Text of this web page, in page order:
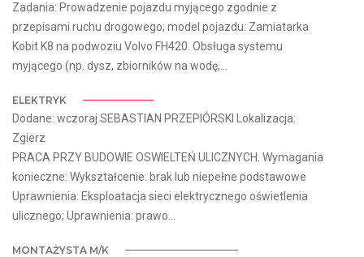
Zadania: Prowadzenie pojazdu myjącego zgodnie z
przepisami ruchu drogowego; model pojazdu: Zamiatarka
Kobit K8 na podwoziu Volvo FH420. Obsługa systemu
myjącego (np. dysz, zbiorników na wodę,...
ELEKTRYK
Dodane: wczoraj SEBASTIAN PRZEPIÓRSKI Lokalizacja:
Zgierz
PRACA PRZY BUDOWIE OSWIELTEŃ ULICZNYCH. Wymagania
konieczne: Wykształcenie: brak lub niepełne podstawowe
Uprawnienia: Eksploatacja sieci elektrycznego oświetlenia
ulicznego; Uprawnienia: prawo...
MONTAŻYSTA M/K